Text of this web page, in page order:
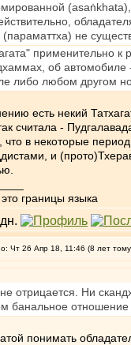
не
применительно
об
либо любом другом
есть некий
считала -
что в некоторые
и
границы языка
Чт 26 Апр 18, 11:46 (8 лет
отрицается. Ни
банальное отношение
понимать